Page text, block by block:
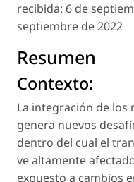
recibida: 6 de
septiembre de 2022
Resumen
Contexto:
La integración de
genera nuevos
dentro del cual el
ve altamente
expuesto a cambios